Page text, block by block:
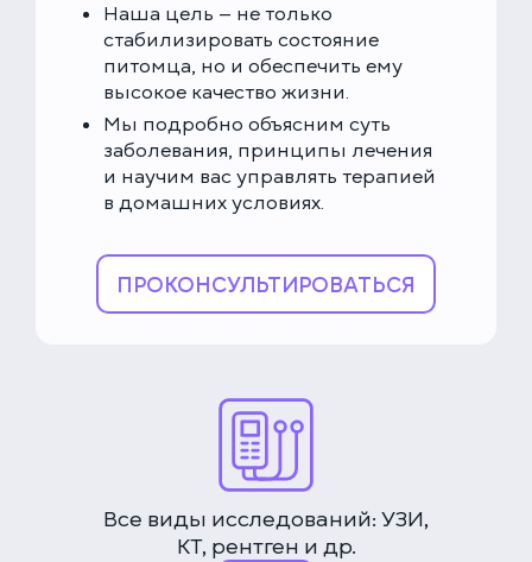
Наша цель — не только
стабилизировать состояние
питомца, но и обеспечить ему
высокое качество жизни.
Мы подробно объясним суть
заболевания, принципы лечения
и научим вас управлять терапией
в домашних условиях.
ПРОКОНСУЛЬТИРОВАТЬСЯ
Все виды исследований: УЗИ,
КТ, рентген и др.